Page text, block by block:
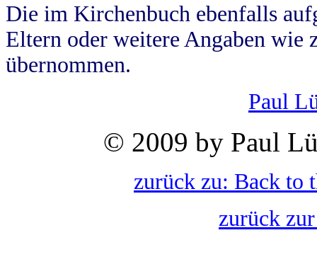
Die im Kirchenbuch ebenfalls
Eltern oder weitere Angaben wie
übernommen.
Paul
© 2009 by Paul
zurück zu: Back to
zurück